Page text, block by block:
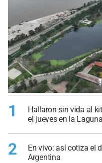
1
Hallaron sin vida al
el jueves en la
2
En vivo: así cotiza el
Argentina